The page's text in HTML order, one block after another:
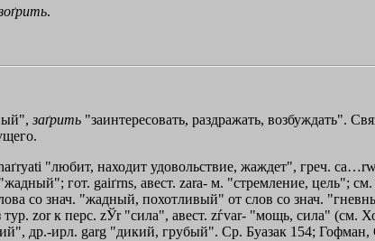
.
заґрить "заинтересовать, раздражать, возбуждать".
"любит, находит удовольствие, жаждет", греч.
гот. gaiґrns, авест. zаrа- м. "стремление, цель";
со знач. "жадный, похотливый" от слов со знач.
тур. zоr к перс. zЎr "сила", авест. zѓvar- "мощь, сила"
др.-ирл. garg "дикий, грубый". Ср. Буазак 154; Гофман,